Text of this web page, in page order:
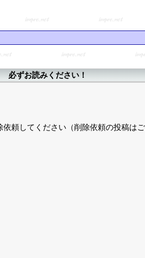
必ずお読みください！
頼してください（削除依頼の投稿はご